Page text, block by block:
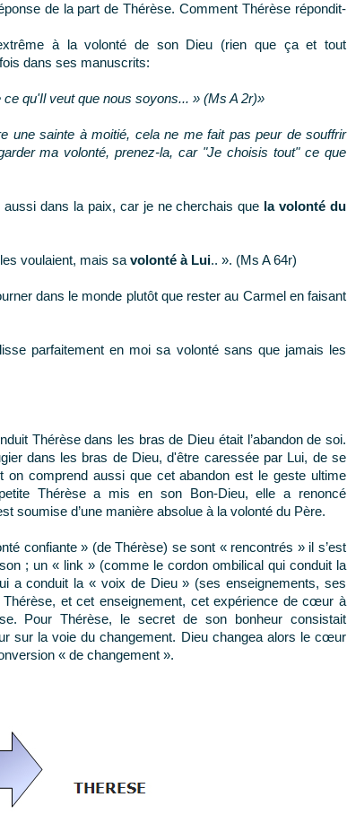
de la part de Thérèse. Comment Thérèse répondit-
à la volonté de son Dieu (rien que ça et tout
dans ses manuscrits:
ce qu'Il veut que nous soyons... » (Ms A 2r)»
une sainte à moitié, cela ne me fait pas peur de souffrir
ma volonté, prenez-la, car "Je choisis tout" ce que
dans la paix, car je ne cherchais que la volonté du
voulaient, mais sa volonté à Lui.. ». (Ms A 64r)
dans le monde plutôt que rester au Carmel en faisant
parfaitement en moi sa volonté sans que jamais les
Thérèse dans les bras de Dieu était l’abandon de soi.
dans les bras de Dieu, d'être caressée par Lui, de se
comprend aussi que cet abandon est le geste ultime
Thérèse a mis en son Bon-Dieu, elle a renoncé
soumise d’une manière absolue à la volonté du Père.
confiante » (de Thérèse) se sont « rencontrés » il s’est
; un « link » (comme le cordon ombilical qui conduit la
a conduit la « voix de Dieu » (ses enseignements, ses
et cet enseignement, cet expérience de cœur à
Pour Thérèse, le secret de son bonheur consistait
sur la voie du changement. Dieu changea alors le cœur
« de changement ».